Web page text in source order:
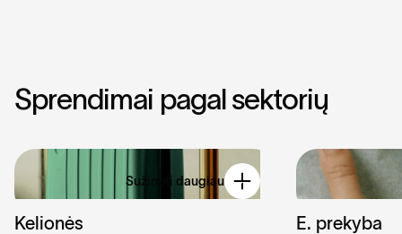
Sprendimai pagal sektorių
Sužinoti daugiau
Kelionės E. prekyba